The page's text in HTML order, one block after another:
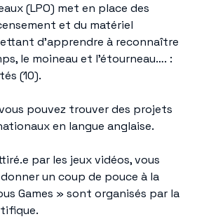
(LPO) met en place des
et du matériel
d’apprendre à reconnaître
le moineau et l’étourneau…. :
(10).
pouvez trouver des projets
en langue anglaise.
par les jeux vidéos, vous
un coup de pouce à la
Games » sont organisés par la